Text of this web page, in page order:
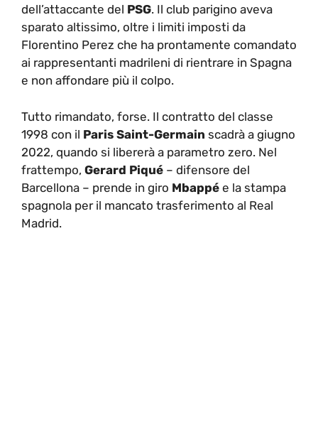
dell’attaccante del PSG. Il club parigino aveva
sparato altissimo, oltre i limiti imposti da
Florentino Perez che ha prontamente comandato
ai rappresentanti madrileni di rientrare in Spagna
e non affondare più il colpo.
Tutto rimandato, forse. Il contratto del classe
1998 con il Paris Saint-Germain scadrà a giugno
2022, quando si libererà a parametro zero. Nel
frattempo, Gerard Piqué – difensore del
Barcellona – prende in giro Mbappé e la stampa
spagnola per il mancato trasferimento al Real
Madrid.